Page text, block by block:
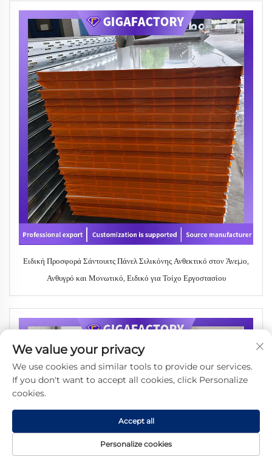
Ειδική Προσφορά Σάντουιτς Πάνελ Σιλικόνης Ανθεκτικό στον Άνεμο,
Ανθυγρό και Μονωτικό, Ειδικό για Τοίχο Εργοστασίου
We value your privacy
We use cookies and similar tools to provide our services.
If you don't want to accept all cookies, click Personalize
cookies.
Personalize cookies
Accept all